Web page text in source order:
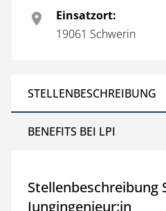
Einsatzort:
19061 Schwerin
STELLENBESCHREIBUNG
BENEFITS BEI LPI
Stellenbeschreibung
Jungingenieur:in